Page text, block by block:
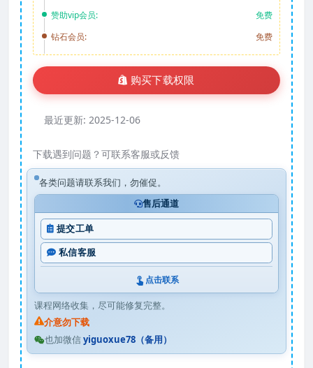
赞助vip会员:
免费
钻石会员:
免费
购买下载权限
最近更新: 2025-12-06
下载遇到问题？可联系客服或反馈
各类问题请联系我们，勿催促。
售后通道
提交工单
私信客服
点击联系
课程网络收集，尽可能修复完整。
介意勿下载
也加微信yiguoxue78（备用）